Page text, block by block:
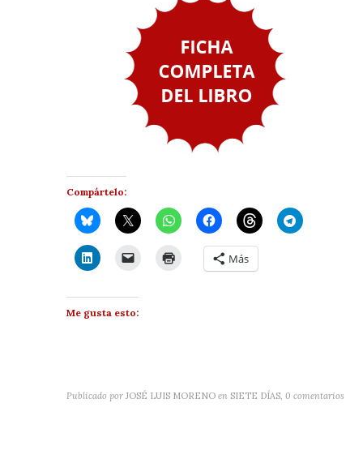
Compártelo:
Más
Me gusta esto:
Publicado por JOSÉ LUIS MORENO en SIETE DÍAS,0 comentarios